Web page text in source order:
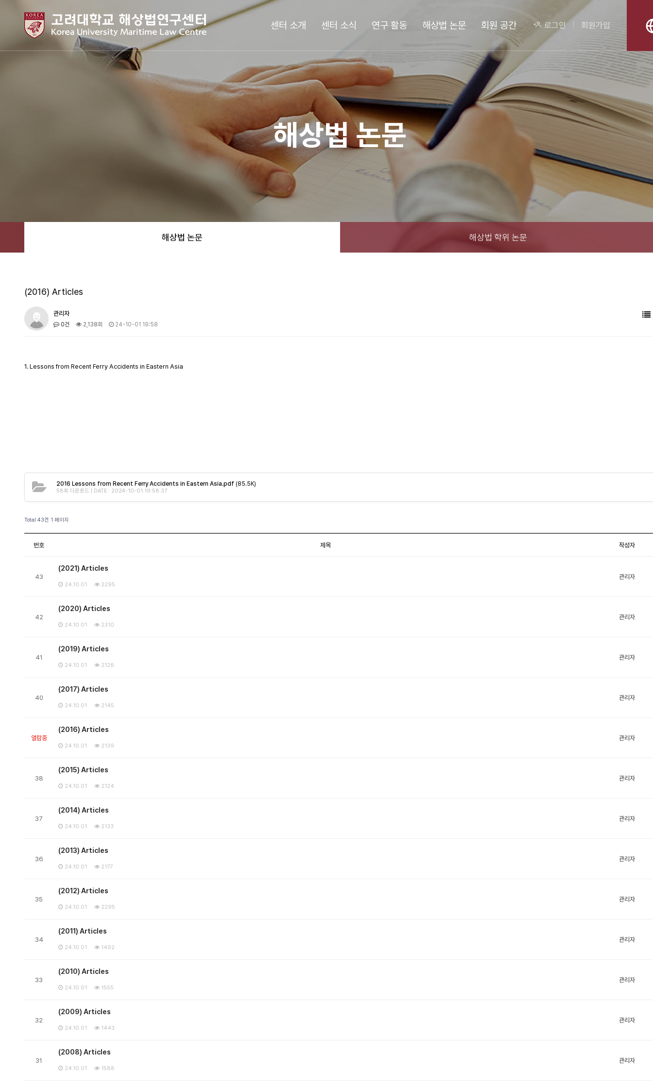
센터 소개 센터 소식 연구 활동 해상법 논문 회원 공간 로그인 회원가입
해상법 논문
해상법 논문 해상법 학위 논문
(2016) Articles
관리자
0건 2,138회 24-10-01 19:58
1. Lessons from Recent Ferry Accidents in Eastern Asia
2016 Lessons from Recent Ferry Accidents in Eastern Asia.pdf (85.5K)
58회 다운로드 | DATE : 2024-10-01 19:58:37
Total 43건 1 페이지
번호 제목 작성자
43
(2021) Articles
24.10.01 2295
관리자
42
(2020) Articles
24.10.01 2310
관리자
41
(2019) Articles
24.10.01 2128
관리자
40
(2017) Articles
24.10.01 2145
관리자
열람중
(2016) Articles
24.10.01 2139
관리자
38
(2015) Articles
24.10.01 2124
관리자
37
(2014) Articles
24.10.01 2133
관리자
36
(2013) Articles
24.10.01 2177
관리자
35
(2012) Articles
24.10.01 2295
관리자
34
(2011) Articles
24.10.01 1492
관리자
33
(2010) Articles
24.10.01 1555
관리자
32
(2009) Articles
24.10.01 1443
관리자
31
(2008) Articles
24.10.01 1588
관리자